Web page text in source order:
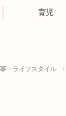
育児
・ライフスタイル